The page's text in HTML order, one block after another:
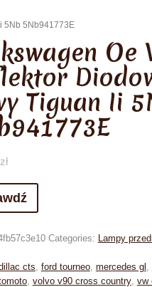
5Nb 5Nb941773E
Oe
Tiguan Ii
zł
Categories: Lampy
cts ford tourneo, mercedes gl
, volvo v90 cross country, vw